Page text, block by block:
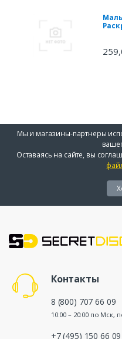
Мы и магазины-партнеры
Оставаясь на сайте, вы
Контакты
8 (800) 707 66 09
10:00 – 20:00 по Мск,
+7 (495) 150 66 09